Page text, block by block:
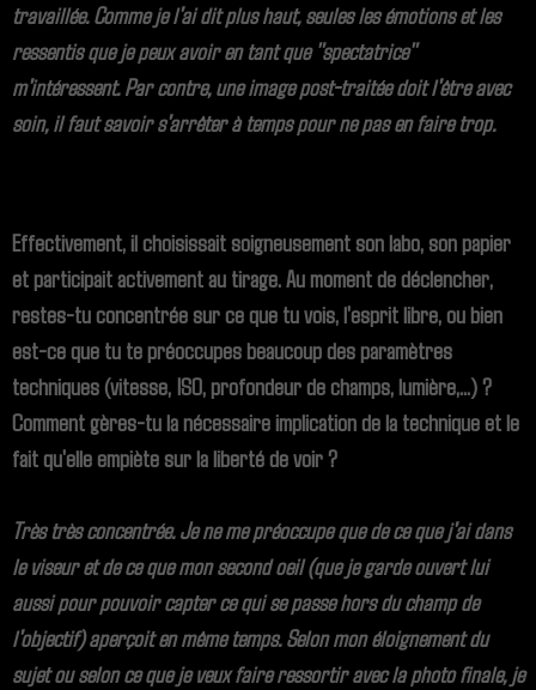
travaillée. Comme je l'ai dit plus haut, seules les émotions et les
ressentis que je peux avoir en tant que "spectatrice"
m'intéressent. Par contre, une image post-traitée doit l'être avec
soin, il faut savoir s'arrêter à temps pour ne pas en faire trop.
Effectivement, il choisissait soigneusement son labo, son papier
et participait activement au tirage. Au moment de déclencher,
restes-tu concentrée sur ce que tu vois, l'esprit libre, ou bien
est-ce que tu te préoccupes beaucoup des paramètres
techniques (vitesse, ISO, profondeur de champs, lumière,...) ?
Comment gères-tu la nécessaire implication de la technique et le
fait qu'elle empiète sur la liberté de voir ?
Très très concentrée. Je ne me préoccupe que de ce que j'ai dans
le viseur et de ce que mon second oeil (que je garde ouvert lui
aussi pour pouvoir capter ce qui se passe hors du champ de
l'objectif) aperçoit en même temps. Selon mon éloignement du
sujet ou selon ce que je veux faire ressortir avec la photo finale, je